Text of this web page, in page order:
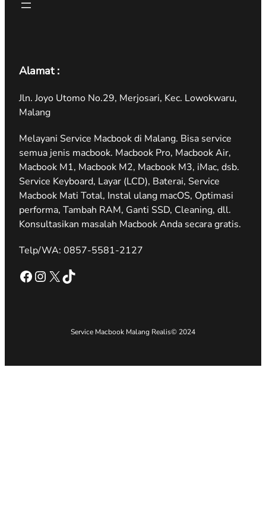
Alamat :
Jln. Joyo Utomo No.29, Merjosari, Kec. Lowokwaru,
Malang
Melayani Service Macbook di Malang. Bisa service
semua jenis macbook. Macbook Pro, Macbook Air,
Macbook M1, Macbook M2, Macbook M3, iMac, dsb.
Service Keyboard, Layar (LCD), Baterai, Service
Macbook Mati Total, Instal ulang macOS, Optimasi
performa, Tambah RAM, Ganti SSD, Cleaning, dll.
Konsultasikan masalah Macbook Anda secara gratis.
Telp/WA: 0857-5581-2127
Facebook Instagram X TikTok
Service Macbook Malang Realis© 2024